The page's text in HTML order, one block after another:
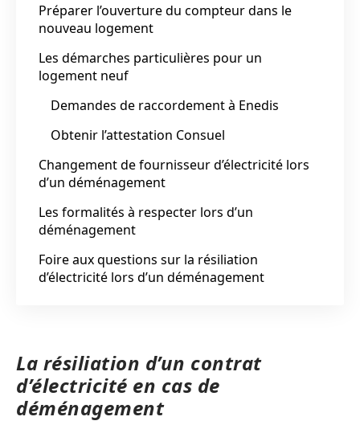
Préparer l’ouverture du compteur dans le
nouveau logement
Les démarches particulières pour un
logement neuf
Demandes de raccordement à Enedis
Obtenir l’attestation Consuel
Changement de fournisseur d’électricité lors
d’un déménagement
Les formalités à respecter lors d’un
déménagement
Foire aux questions sur la résiliation
d’électricité lors d’un déménagement
La résiliation d’un contrat
d’électricité en cas de
déménagement